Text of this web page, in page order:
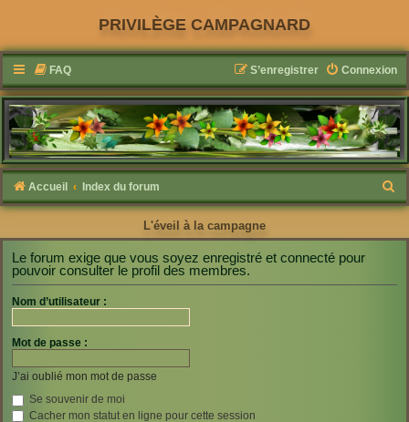
PRIVILÈGE CAMPAGNARD
FAQ Connexion
S’enregistrer
Accueil Index du forum
e
L'éveil à la campagne
Le forum exige que vous soyez enregistré et connecté pour
pouvoir consulter le profil des membres.
Nom d’utilisateur :
Mot de passe :
J’ai oublié mon mot de passe
Se souvenir de moi
Cacher mon statut en ligne pour cette session